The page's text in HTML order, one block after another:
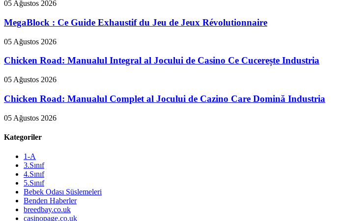
05 Ağustos 2026
MegaBlock : Ce Guide Exhaustif du Jeu de Jeux Révolutionnaire
05 Ağustos 2026
Chicken Road: Manualul Integral al Jocului de Casino Ce Cucerește Industria
05 Ağustos 2026
Chicken Road: Manualul Complet al Jocului de Cazino Care Domină Industria
05 Ağustos 2026
Kategoriler
1-A
3.Sınıf
4.Sınıf
5.Sınıf
Bebek Odası Süslemeleri
Benden Haberler
breedbay.co.uk
casinopage.co.uk